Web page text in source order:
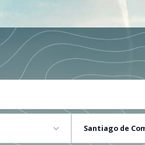
Santiago de